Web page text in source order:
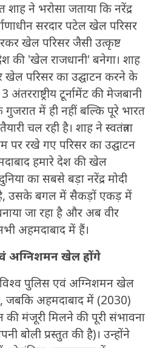
शाह ने भरोसा जताया कि नरेंद्र
सरदार पटेल खेल परिसर
खेल परिसर जैसी उत्कृष्ट
की 'खेल राजधानी' बनेगा। शाह
खेल परिसर का उद्घाटन करने के
टूर्नामेंट की मेजबानी
में ही नहीं बल्कि पूरे भारत
चल रही है। शाह ने स्वतंत्रता
पर रखे गए परिसर का उद्घाटन
हमारे देश की खेल
का सबसे बड़ा नरेंद्र मोदी
है, उसके बगल में सैकड़ों एकड़ में
जा रहा है और अब वीर
अहमदाबाद में हैं।
अग्निशमन खेल होंगे
पुलिस एवं अग्निशमन खेल
जबकि अहमदाबाद में (2030)
मंजूरी मिलने की पूरी संभावना
बोली प्रस्तुत की है)। उन्होंने